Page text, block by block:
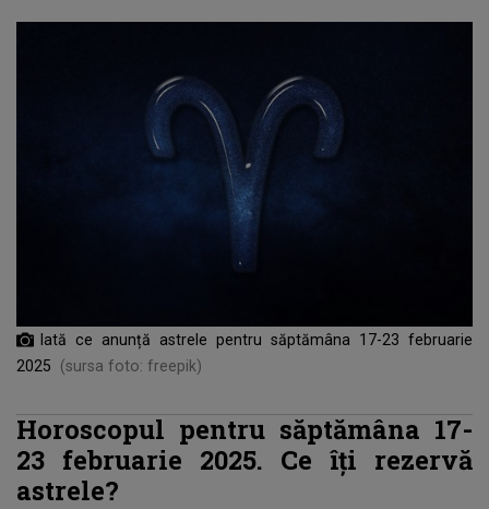
Iată ce anunță astrele pentru săptămâna 17-23 februarie
2025
(sursa foto: freepik)
Horoscopul pentru săptămâna 17-
23 februarie 2025. Ce îți rezervă
astrele?